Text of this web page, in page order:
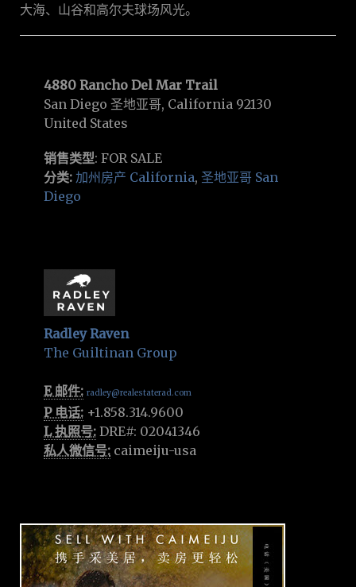
大海、山谷和高尔夫球场风光。
4880 Rancho Del Mar Trail
San Diego 圣地亚哥, California 92130
United States
销售类型: FOR SALE
分类: 加州房产 California, 圣地亚哥 San
Diego
Radley Raven
The Guiltinan Group
E 邮件: radley@realestaterad.com
P 电话: +1.858.314.9600
L 执照号: DRE#: 02041346
私人微信号: caimeiju-usa